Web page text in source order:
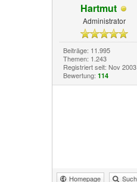
Hartmut
Administrator
Beiträge: 11.995
Themen: 1.243
Registriert seit: Nov 2003
Bewertung: 114
Homepage